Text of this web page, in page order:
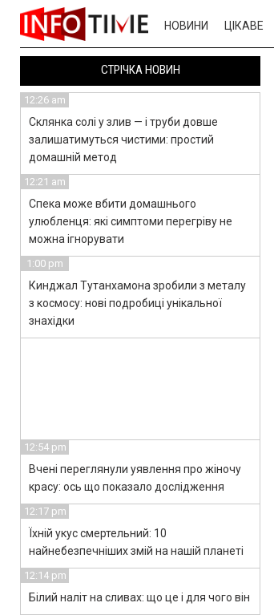
НОВИНИ ЦІКАВЕ
СТРІЧКА НОВИН
12:26 am
Склянка солі у злив — і труби довше
залишатимуться чистими: простий
домашній метод
12:21 am
Спека може вбити домашнього
улюбленця: які симптоми перегріву не
можна ігнорувати
1:00 pm
Кинджал Тутанхамона зробили з металу
з космосу: нові подробиці унікальної
знахідки
12:54 pm
Вчені переглянули уявлення про жіночу
красу: ось що показало дослідження
12:17 pm
Їхній укус смертельний: 10
найнебезпечніших змій на нашій планеті
12:14 pm
Білий наліт на сливах: що це і для чого він